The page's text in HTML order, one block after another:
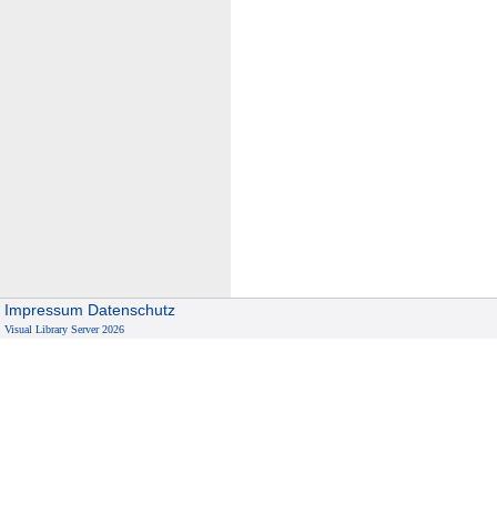
Impressum Datenschutz
Visual Library Server 2026